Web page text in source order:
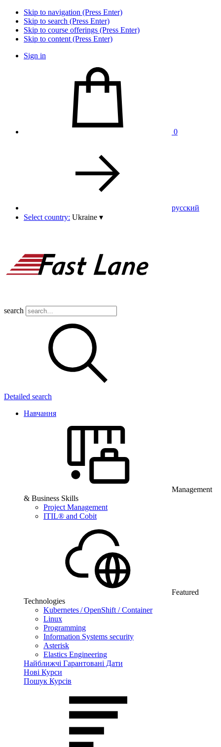
Skip to navigation (Press Enter)
Skip to search (Press Enter)
Skip to course offerings (Press Enter)
Skip to content (Press Enter)
Sign in
0
pусский
Select country: Ukraine ▾
search
Detailed search
Навчання
Management
& Business Skills
Project Management
ITIL® and Cobit
Featured
Technologies
Kubernetes / OpenShift / Container
Linux
Programming
Information Systems security
Asterisk
Elastics Engineering
Найближчі Гарантовані Дати
Нові Курси
Пошук Курсів